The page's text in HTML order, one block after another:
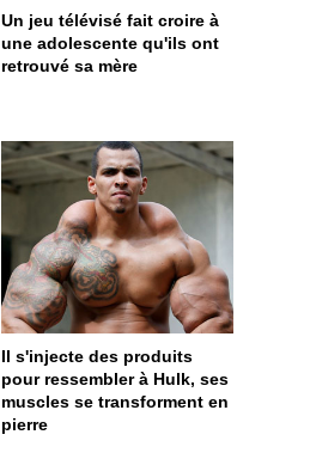
Un jeu télévisé fait croire à
une adolescente qu'ils ont
retrouvé sa mère
Il s'injecte des produits
pour ressembler à Hulk, ses
muscles se transforment en
pierre